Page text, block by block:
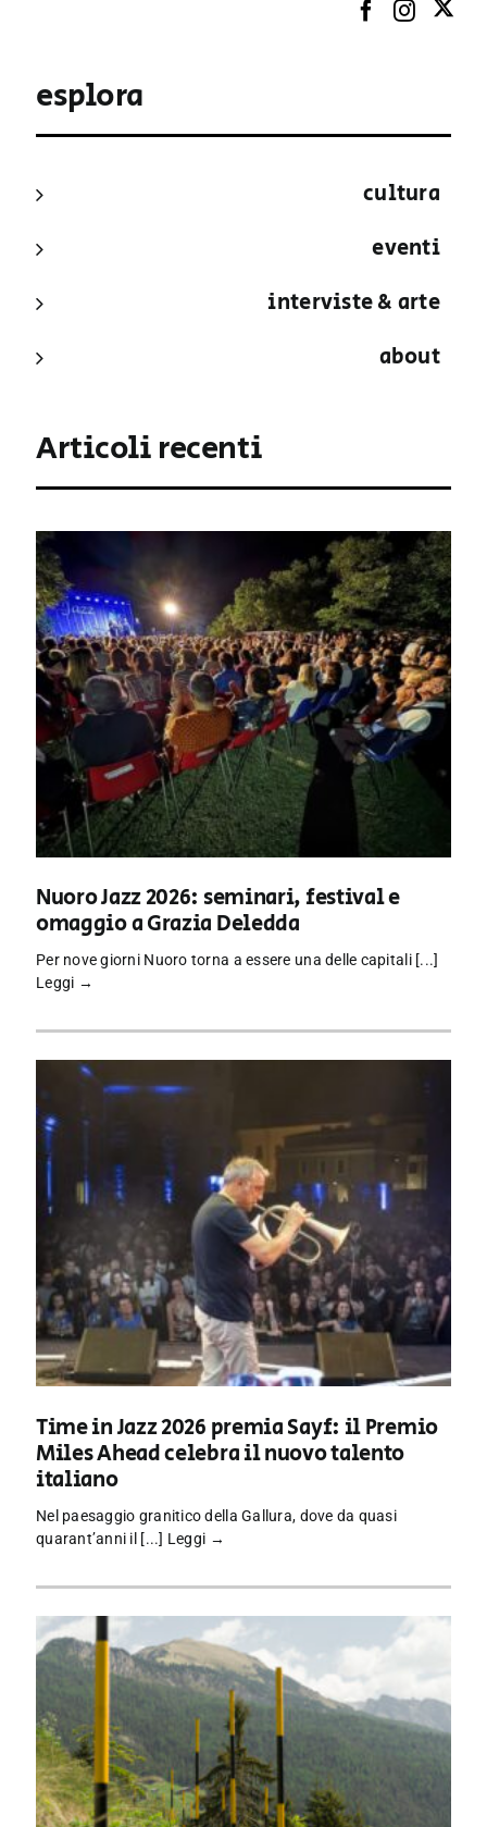
esplora
cultura
eventi
interviste & arte
about
Articoli recenti
Nuoro Jazz 2026: seminari, festival e
omaggio a Grazia Deledda
Per nove giorni Nuoro torna a essere una delle capitali [...]
Leggi →
Time in Jazz 2026 premia Sayf: il Premio
Miles Ahead celebra il nuovo talento
italiano
Nel paesaggio granitico della Gallura, dove da quasi
quarant’anni il [...] Leggi →